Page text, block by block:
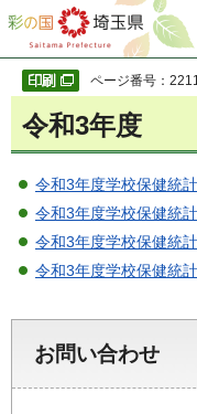
彩の国 埼玉県
ページ番号：
令和3年度
令和3年度学校保健統
令和3年度学校保健統
令和3年度学校保健統
令和3年度学校保健統
お問い合わせ